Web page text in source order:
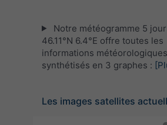
Notre météogramme 5
46.11°N 6.4°E offre toutes les
informations météorologiques
synthétisés en 3 graphes :
Les images satellites